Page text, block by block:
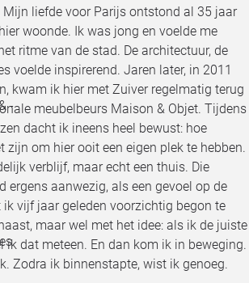
-
liefde voor Parijs ontstond al 35 jaar
woonde. Ik was jong en voelde me
ritme van de stad. De architectuur, de
voelde inspirerend. Jaren later, in 2011
kwam ik hier met Zuiver regelmatig terug
meubelbeurs Maison & Objet. Tijdens
dacht ik ineens heel bewust: hoe
zijn om hier ooit een eigen plek te hebben.
verblijf, maar echt een thuis. Die
ergens aanwezig, als een gevoel op de
vijf jaar geleden voorzichtig begon te
maar wel met het idee: als ik de juiste
ik dat meteen. En dan kom ik in beweging.
Zodra ik binnenstapte, wist ik genoeg.